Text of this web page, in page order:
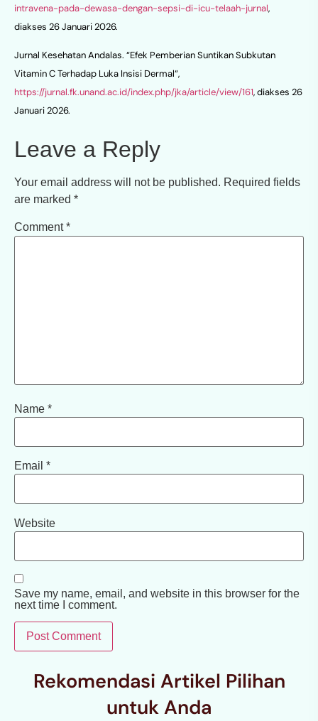
intravena-pada-dewasa-dengan-sepsi-di-icu-telaah-jurnal,
diakses 26 Januari 2026.
Jurnal Kesehatan Andalas. “Efek Pemberian Suntikan Subkutan
Vitamin C Terhadap Luka Insisi Dermal“,
https://jurnal.fk.unand.ac.id/index.php/jka/article/view/161, diakses 26
Januari 2026.
Leave a Reply
Your email address will not be published. Required fields
are marked *
Comment*
Name *
Email *
Website
Save my name, email, and website in this browser for the
next time I comment.
Rekomendasi Artikel Pilihan
untuk Anda